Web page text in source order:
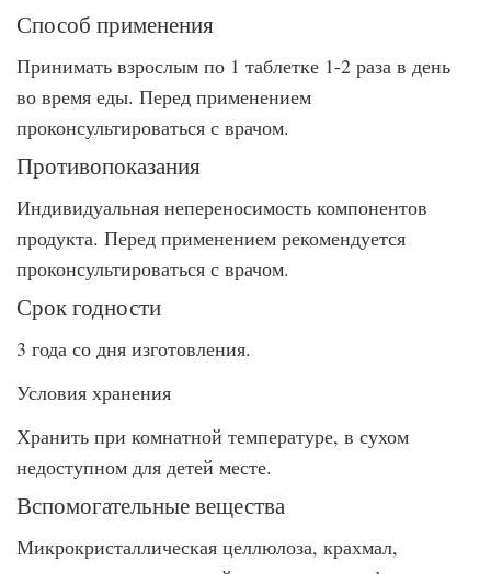
Способ применения
Принимать взрослым по 1 таблетке 1-2 раза в день
во время еды. Перед применением
проконсультироваться с врачом.
Противопоказания
Индивидуальная непереносимость компонентов
продукта. Перед применением рекомендуется
проконсультироваться с врачом.
Срок годности
3 года со дня изготовления.
Условия хранения
Хранить при комнатной температуре, в сухом
недоступном для детей месте.
Вспомогательные вещества
Микрокристаллическая целлюлоза, крахмал,